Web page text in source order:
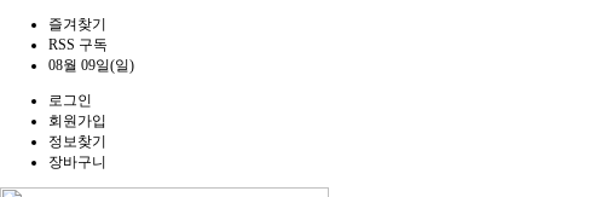
즐겨찾기
RSS 구독
08월 09일(일)
로그인
회원가입
정보찾기
장바구니